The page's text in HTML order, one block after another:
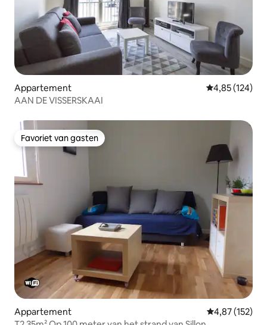
Appartement Gemiddelde
4,85 (124)
AAN DE VISSERSKAAI
Favoriet van gasten
Favoriet van gasten
Appartement Gemiddelde
4,87 (152)